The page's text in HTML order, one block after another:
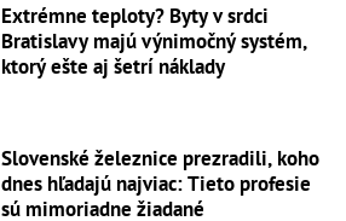
Extrémne teploty? Byty v srdci
Bratislavy majú výnimočný systém,
ktorý ešte aj šetrí náklady
Slovenské železnice prezradili, koho
dnes hľadajú najviac: Tieto profesie
sú mimoriadne žiadané